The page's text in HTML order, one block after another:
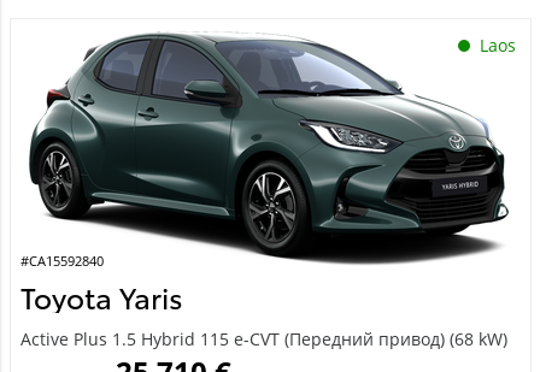
Laos
#CA15592840
Toyota Yaris
Active Plus 1.5 Hybrid 115 e-CVT (Передний привод) (68 kW)